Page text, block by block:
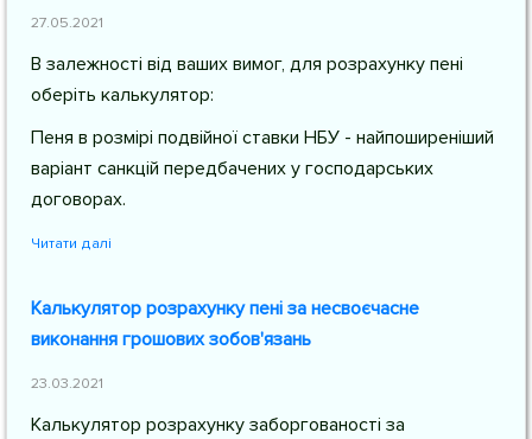
27.05.2021
В залежності від ваших вимог, для розрахунку пені
оберіть калькулятор:
Пеня в розмірі подвійної ставки НБУ - найпоширеніший
варіант санкцій передбачених у господарських
договорах.
Читати далі
Калькулятор розрахунку пені за несвоєчасне
виконання грошових зобов'язань
23.03.2021
Калькулятор розрахунку заборгованості за